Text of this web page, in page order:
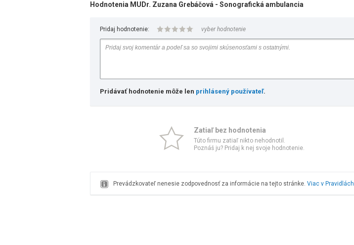
Hodnotenia MUDr. Zuzana Grebáčová - Sonografická ambulancia
Pridaj hodnotenie: vyber hodnotenie
Pridávať hodnotenie môže len prihlásený používateľ.
Zatiaľ bez hodnotenia
Túto firmu zatiaľ nikto nehodnotil.
Poznáš ju? Pridaj k nej svoje hodnotenie.
Prevádzkovateľ nenesie zodpovednosť za informácie na tejto stránke. Viac v Pravidlách